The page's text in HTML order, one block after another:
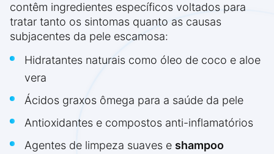
contêm ingredientes específicos voltados para
tratar tanto os sintomas quanto as causas
subjacentes da pele escamosa:
Hidratantes naturais como óleo de coco e aloe
vera
Ácidos graxos ômega para a saúde da pele
Antioxidantes e compostos anti-inflamatórios
Agentes de limpeza suaves e shampoo